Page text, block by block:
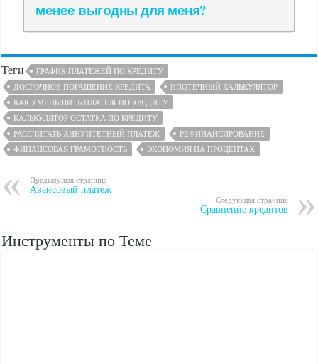
менее выгодны для меня?
Теги
ГРАФИК ПЛАТЕЖЕЙ ПО КРЕДИТУ
ДОСРОЧНОЕ ПОГАШЕНИЕ КРЕДИТА
ИПОТЕЧНЫЙ КАЛЬКУЛЯТОР
КАК УМЕНЬШИТЬ ПЛАТЕЖ ПО КРЕДИТУ
КАЛЬКУЛЯТОР ОСТАТКА ПО КРЕДИТУ
РАССЧИТАТЬ АННУИТЕТНЫЙ ПЛАТЕЖ
РЕФИНАНСИРОВАНИЕ
ФИНАНСОВАЯ ГРАМОТНОСТЬ
ЭКОНОМИЯ НА ПРОЦЕНТАХ
Предыдущая страница
Авансовый платеж
Следующая страница
Сравнение кредитов
Инструменты по Теме